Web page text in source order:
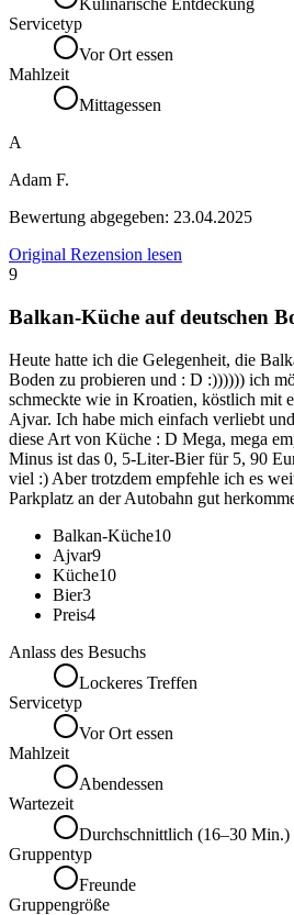
Kulinarische Entdeckung
Servicetyp
Vor Ort essen
Mahlzeit
Mittagessen
A
Adam F.
Bewertung abgegeben: 23.04.2025
Original Rezension lesen
9
Balkan-Küche auf deutschen
Heute hatte ich die Gelegenheit, die
Boden zu probieren und : D :)))))) ich
schmeckte wie in Kroatien, köstlich mit
Ajvar. Ich habe mich einfach verliebt
diese Art von Küche : D Mega, mega
Minus ist das 0, 5-Liter-Bier für 5, 90
viel :) Aber trotzdem empfehle ich es
Parkplatz an der Autobahn gut
Balkan-Küche10
Ajvar9
Küche10
Bier3
Preis4
Anlass des Besuchs
Lockeres Treffen
Servicetyp
Vor Ort essen
Mahlzeit
Abendessen
Wartezeit
Durchschnittlich (16–30 Min.)
Gruppentyp
Freunde
Gruppengröße